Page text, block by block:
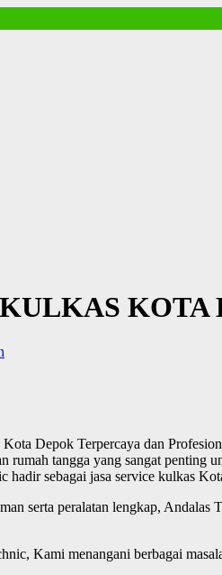
KOTA
Kota Depok Terpercaya dan
rumah tangga yang sangat penting
sebagai jasa service kulkas
serta peralatan lengkap,
Kami menangani berbagai